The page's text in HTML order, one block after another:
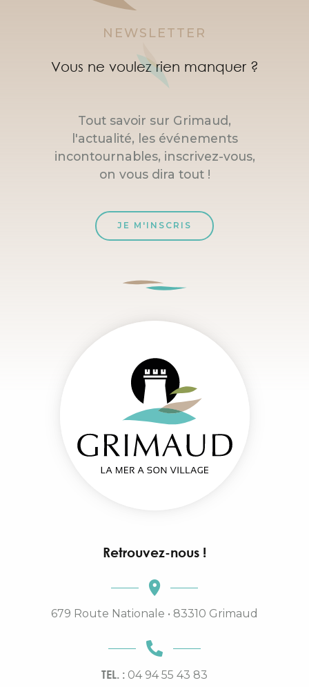
NEWSLETTER
Vous ne voulez rien manquer ?
Tout savoir sur Grimaud,
l'actualité, les événements
incontournables, inscrivez-vous,
on vous dira tout !
JE M'INSCRIS
Retrouvez-nous !
679 Route Nationale • 83310 Grimaud
TEL. : 04 94 55 43 83